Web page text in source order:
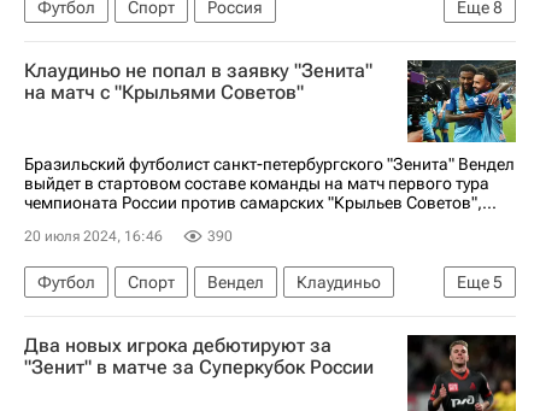
Еще8
Футбол Спорт
Россия
Санкт-Петербург
Парагвай
Фабиан Бальбуэна
Андрей Лунев
РПЛ 2026-2027 (Чемпионат России по футболу)
Клаудиньо не попал в заявку "Зенита"
на матч с "Крыльями Советов"
Бразильский футболист санкт-петербургского "Зенита" Вендел
выйдет в стартовом составе команды на матч первого тура
чемпионата России против самарских "Крыльев Советов",...
20 июля 2024, 16:46 390
Еще5
Футбол Спорт Вендел
Клаудиньо
Евгений Латышонок
Зенит
Крылья Советов
Фламенго
РПЛ 2026-2027 (Чемпионат России по футболу)
Два новых игрока дебютируют за
"Зенит" в матче за Суперкубок России